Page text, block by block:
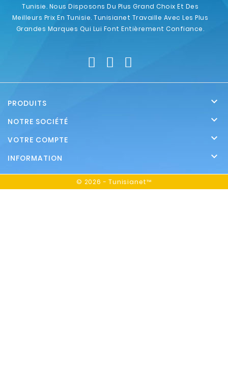
Tunisie. Nous Disposons Du Plus Grand Choix Et Des
Meilleurs Prix En Tunisie. Tunisianet Travaille Avec Les Plus
Grandes Marques Qui Lui Font Entièrement Confiance.
PRODUITS 
NOTRE SOCIÉTÉ 
VOTRE COMPTE 
INFORMATION 
© 2026 - Tunisianet™